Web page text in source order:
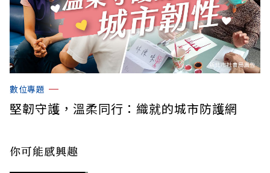
數位專題
堅韌守護，溫柔同行：織就的城市防護網
你可能感興趣